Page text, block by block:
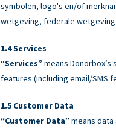
symbolen, logo's en/of
wetgeving, federale wetgeving
Services
“Services” means
features (including email/SMS
Customer Data
“Customer Data” means